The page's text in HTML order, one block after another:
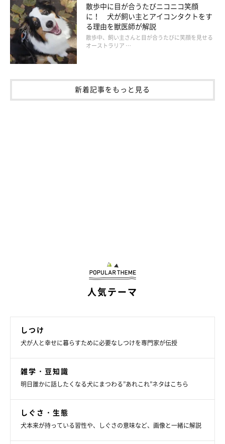
るのだとか。うんちはトイレシーツを敷いていない玄関前の廊下
などでしてしまうので、現在トイレシーツを敷いて様子を見てい
るのだそうです。
散歩中に目が合うたびニコニコ笑顔
に！ 犬が飼い主とアイコンタクトをす
る理由を獣医師が解説
散歩中、飼い主さんと目が合うたびに笑顔を見せる
オーストラリア …
新着記事をもっと見る
人気テーマ
しつけ
犬が人と幸せに暮らすために必要なしつけを専門家が伝授
雑学・豆知識
明日誰かに話したくなる犬にまつわる”あれこれ”ネタはこちら
しぐさ・生態
犬本来が持っている習性や、しぐさの意味など、画像と一緒に解説